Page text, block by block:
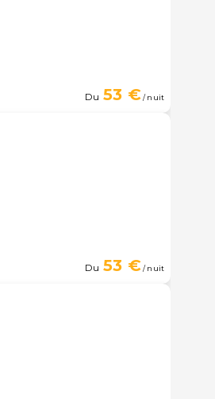
Du 53 €/ nuit
Du 53 €/ nuit